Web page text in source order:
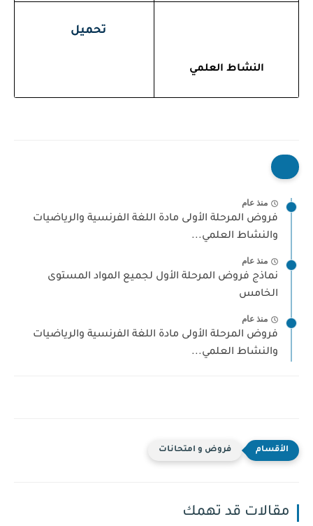
النشاط العلمي
تحميل
منذ عام
فروض المرحلة الأولى مادة اللغة الفرنسية والرياضيات
والنشاط العلمي...
منذ عام
نماذج فروض المرحلة الأول لجميع المواد المستوى
الخامس
منذ عام
فروض المرحلة الأولى مادة اللغة الفرنسية والرياضيات
والنشاط العلمي...
فروض و امتحانات
مقالات قد تهمك